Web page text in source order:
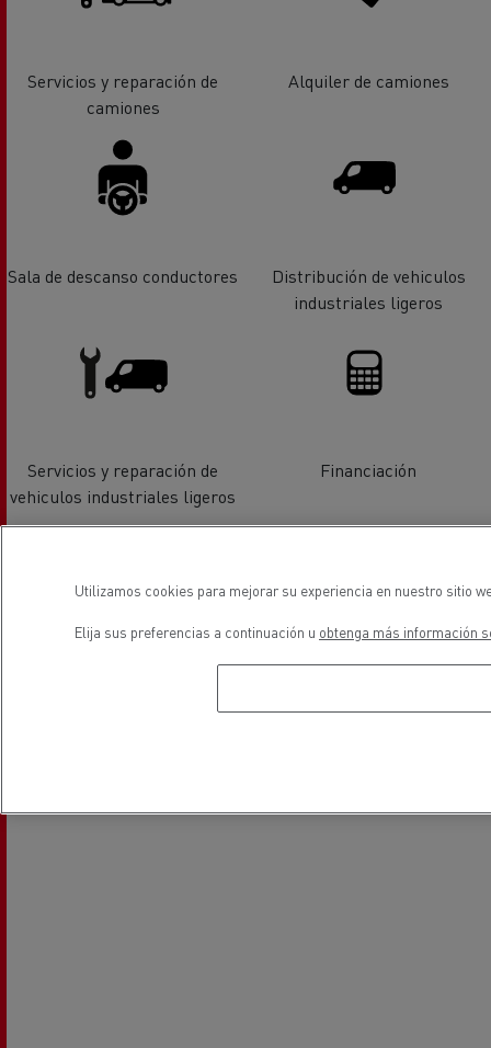
Servicios y reparación de
camiones
Alquiler de camiones
Sala de descanso conductores
Distribución de vehiculos
industriales ligeros
Servicios y reparación de
vehiculos industriales ligeros
Financiación
Utilizamos cookies para mejorar su experiencia en nuestro sitio
Elija sus preferencias a continuación u obtenga más información